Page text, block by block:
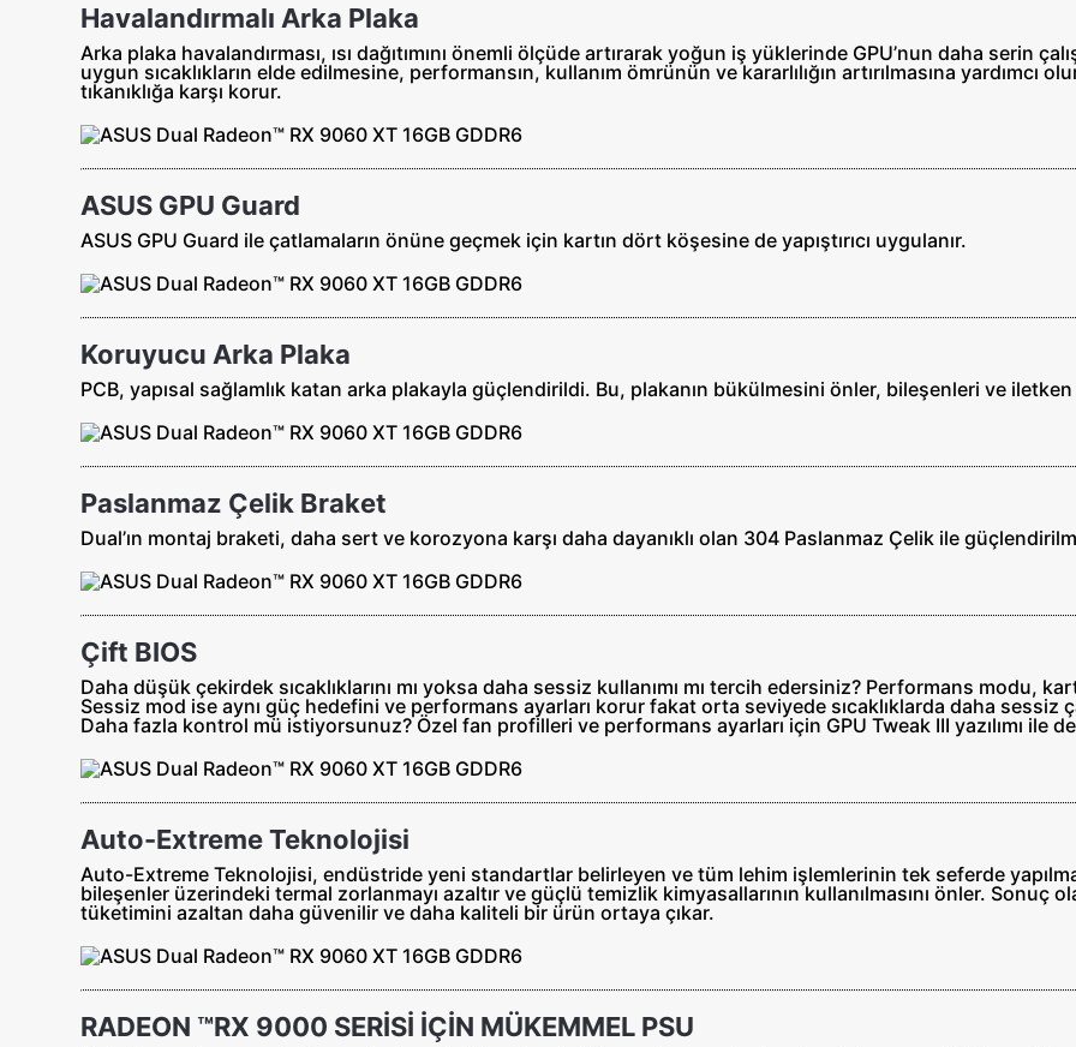
Havalandırmalı Arka Plaka
Arka plaka havalandırması, ısı dağıtımını önemli ölçüde artırarak yoğun iş yüklerinde GPU’nun daha serin
uygun sıcaklıkların elde edilmesine, performansın, kullanım ömrünün ve kararlılığın artırılmasına yardımcı
tıkanıklığa karşı korur.
ASUS GPU Guard
ASUS GPU Guard ile çatlamaların önüne geçmek için kartın dört köşesine de yapıştırıcı uygulanır.
Koruyucu Arka Plaka
PCB, yapısal sağlamlık katan arka plakayla güçlendirildi. Bu, plakanın bükülmesini önler, bileşenleri ve iletken
Paslanmaz Çelik Braket
Dual’ın montaj braketi, daha sert ve korozyona karşı daha dayanıklı olan 304 Paslanmaz Çelik ile
Çift BIOS
Daha düşük çekirdek sıcaklıklarını mı yoksa daha sessiz kullanımı mı tercih edersiniz? Performans modu,
Sessiz mod ise aynı güç hedefini ve performans ayarları korur fakat orta seviyede sıcaklıklarda daha sessiz
Daha fazla kontrol mü istiyorsunuz? Özel fan profilleri ve performans ayarları için GPU Tweak III yazılımı ile
Auto-Extreme Teknolojisi
Auto-Extreme Teknolojisi, endüstride yeni standartlar belirleyen ve tüm lehim işlemlerinin tek seferde
bileşenler üzerindeki termal zorlanmayı azaltır ve güçlü temizlik kimyasallarının kullanılmasını önler. Sonuç
tüketimini azaltan daha güvenilir ve daha kaliteli bir ürün ortaya çıkar.
RADEON ™RX 9000 SERİSİ İÇİN MÜKEMMEL PSU